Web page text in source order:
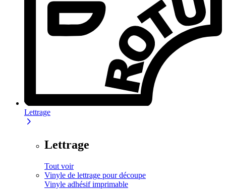
Lettrage
Lettrage
Tout voir
Vinyle de lettrage pour découpe
Vinyle adhésif imprimable